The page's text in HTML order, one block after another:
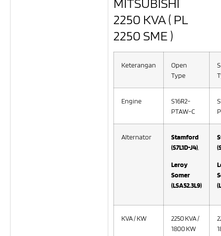
2250 KVA ( PL
2250 SME )
Keterangan
Open
Type
Engine
S16R2-
PTAW-C
Alternator
Stamford
(S7L1D-J4),
Leroy
Somer
(LSA52.3L9)
KVA / KW
2250 KVA /
1800 KW